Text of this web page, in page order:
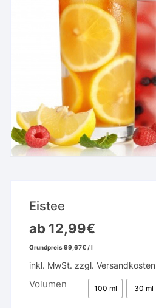
Eistee
ab 12,99€
Grundpreis99,67€/l
inkl. MwSt. zzgl.Versandkosten
Volumen 100 ml 30 ml